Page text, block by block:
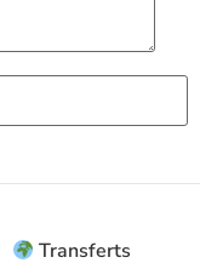
Transferts